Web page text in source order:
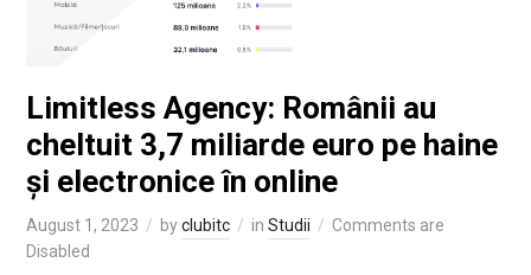
Limitless Agency: Românii au
cheltuit 3,7 miliarde euro pe haine
și electronice în online
August 1, 2023 byclubitc in Studii
Comments are
Disabled